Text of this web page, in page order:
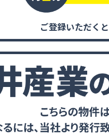
ご登録いただくと